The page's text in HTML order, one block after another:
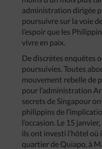
administration dirigée
poursuivre sur la voie
l’espoir que les
vivre en paix.
De discrètes enquêtes
poursuivies. Toutes
mouvement rebelle de
pour l’administration
secrets de Singapour
philippins de
l’occasion. Le 15
ils ont investi l’hôtel où
quartier de Quiapo, à